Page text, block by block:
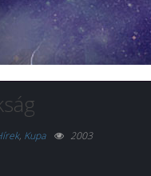
, Kupa 2003